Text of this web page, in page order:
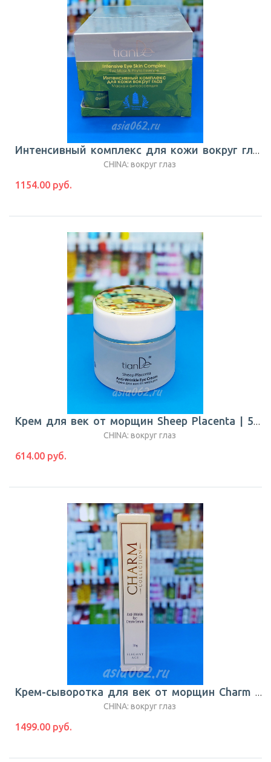
Интенсивный комплекс для кожи вокруг глаз Tibetan Herbs |TianDe
CHINA: вокруг глаз
1154.00 руб.
Крем для век от морщин Sheep Placenta | 50 г | TianDe
CHINA: вокруг глаз
614.00 руб.
Крем-сыворотка для век от морщин Charm 30 г |TianDe
CHINA: вокруг глаз
1499.00 руб.